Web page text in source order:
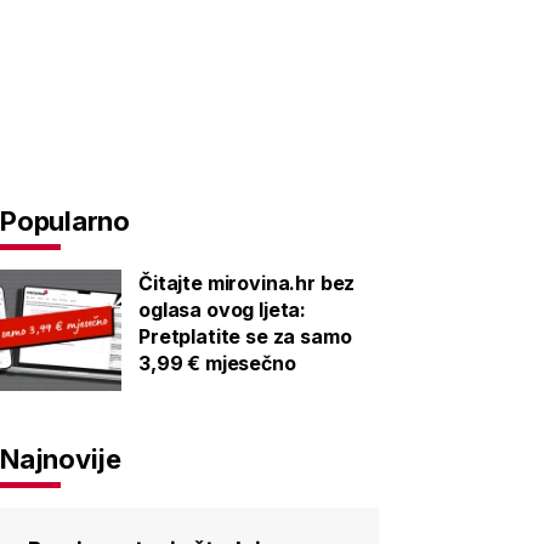
Popularno
Čitajte mirovina.hr bez
oglasa ovog ljeta:
Pretplatite se za samo
3,99 € mjesečno
Najnovije